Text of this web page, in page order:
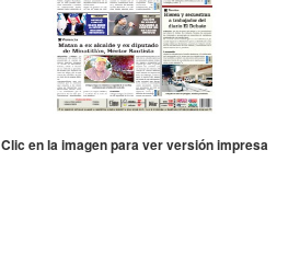
Clic en la imagen para ver versión impresa